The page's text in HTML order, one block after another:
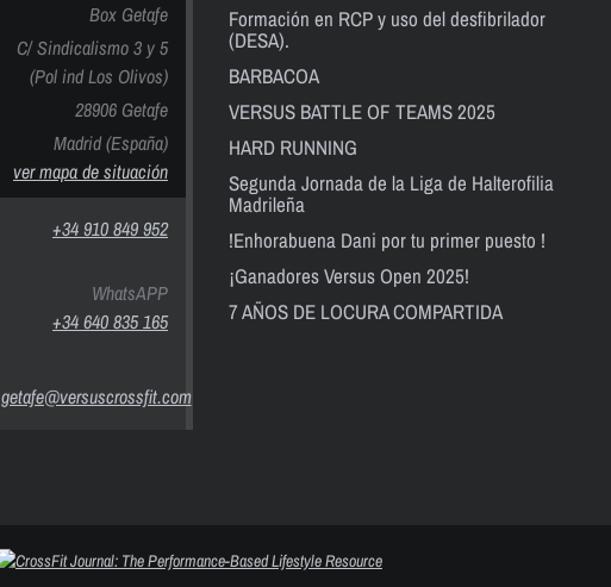
Box Getafe
C/ Sindicalismo 3 y 5
(Pol ind Los Olivos)
28906 Getafe
Madrid (España)
ver mapa de situación
+34 910 849 952
WhatsAPP
+34 640 835 165
getafe@versuscrossfit.com
Formación en RCP y uso del desfibrilador
(DESA).
BARBACOA
VERSUS BATTLE OF TEAMS 2025
HARD RUNNING
Segunda Jornada de la Liga de Halterofilia
Madrileña
!Enhorabuena Dani por tu primer puesto !
¡Ganadores Versus Open 2025!
7 AÑOS DE LOCURA COMPARTIDA